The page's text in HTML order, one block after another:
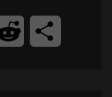
Reddit